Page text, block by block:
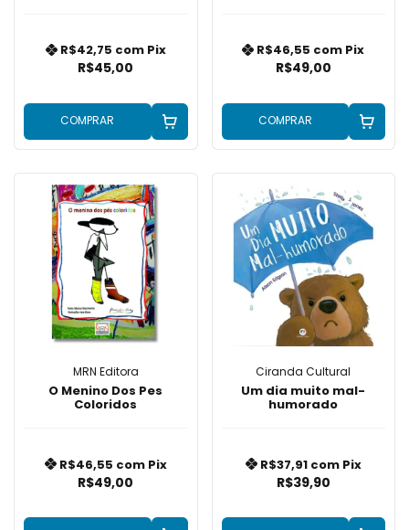
R$45,00
R$42,75 com Pix
COMPRAR
R$49,00
R$46,55 com Pix
COMPRAR
MRN Editora
O Menino Dos Pes
Coloridos
R$49,00
R$46,55 com Pix
Ciranda Cultural
Um dia muito mal-
humorado
R$39,90
R$37,91 com Pix